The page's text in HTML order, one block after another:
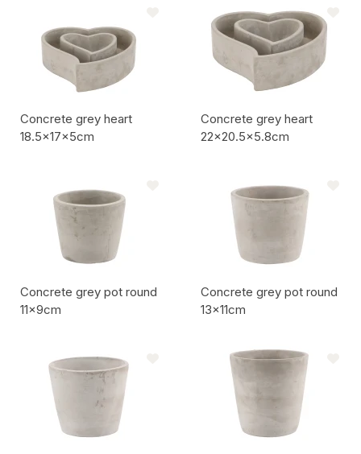
Concrete grey heart
18.5x17x5cm
Concrete grey heart
22x20.5x5.8cm
Concrete grey pot round
11x9cm
Concrete grey pot round
13x11cm